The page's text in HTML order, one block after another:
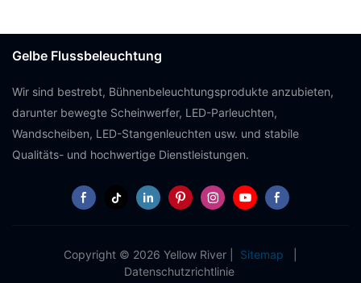
Gelbe Flussbeleuchtung
Wir sind bestrebt, Bühnenbeleuchtungsprodukte anzubieten,
darunter bewegte Scheinwerfer, LED-Parleuchten,
Wandscheiben, LED-Stangenleuchten usw. und stabile
Qualitäts- und hochwertige Dienstleistungen.
Copyright © 2026 Yellow River | Sitemap
Datenschutzrichtlinie